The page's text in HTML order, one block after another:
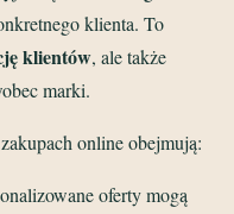
klienta. To
klientów, ale także
marki.
online obejmują:
oferty mogą